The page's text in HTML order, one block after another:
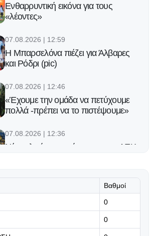
Ενθαρρυντική εικόνα για τους
«λέοντες»
07.08.2026 | 12:59
Η Μπαρσελόνα πιέζει για Άλβαρες
και Ρόδρι (pic)
07.08.2026 | 12:46
«Έχουμε την ομάδα να πετύχουμε
πολλά -πρέπει να το πιστέψουμε»
07.08.2026 | 12:36
Νέο φιλικό στο πρόγραμμα της ΑΕΚ
«Πρέπει να κάνουμε την υπέρβαση»
07.08.2026 | 12:20
Βαθμοί
0
0